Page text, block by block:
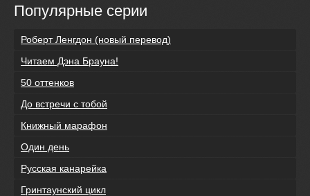
Популярные серии
Роберт Ленгдон (новый перевод)
Читаем Дэна Брауна!
50 оттенков
До встречи с тобой
Книжный марафон
Один день
Русская канарейка
Гринтаунский цикл